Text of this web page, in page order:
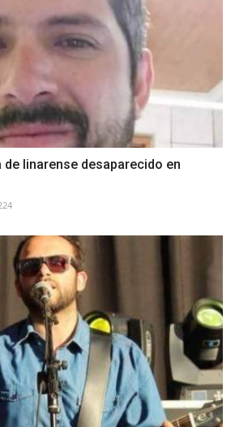
de linarense desaparecido en